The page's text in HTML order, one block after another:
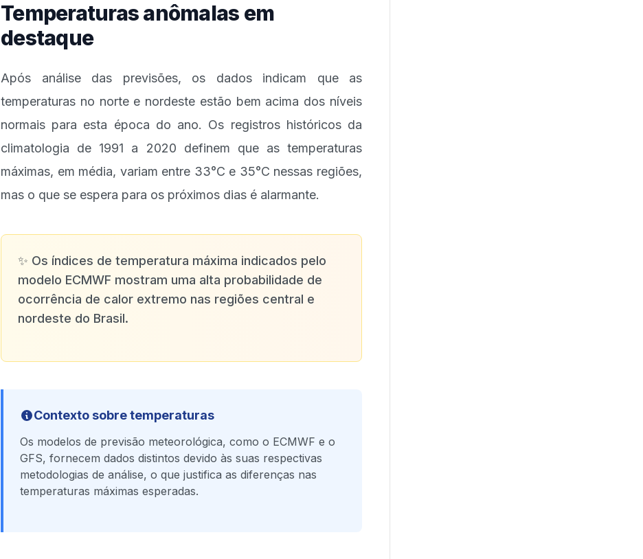
Temperaturas anômalas em
destaque
Após análise das previsões, os dados indicam que as
temperaturas no norte e nordeste estão bem acima dos níveis
normais para esta época do ano. Os registros históricos da
climatologia de 1991 a 2020 definem que as temperaturas
máximas, em média, variam entre 33°C e 35°C nessas regiões,
mas o que se espera para os próximos dias é alarmante.
✨ Os índices de temperatura máxima indicados pelo
modelo ECMWF mostram uma alta probabilidade de
ocorrência de calor extremo nas regiões central e
nordeste do Brasil.
Contexto sobre temperaturas
Os modelos de previsão meteorológica, como o ECMWF e o
GFS, fornecem dados distintos devido às suas respectivas
metodologias de análise, o que justifica as diferenças nas
temperaturas máximas esperadas.